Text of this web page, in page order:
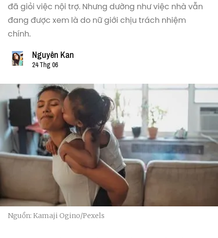
đã giỏi việc nội trợ. Nhưng dường như việc nhà vẫn
đang được xem là do nữ giới chịu trách nhiệm
chính.
Nguyên Kan
24 Thg 06
Nguồn: Kamaji Ogino/Pexels